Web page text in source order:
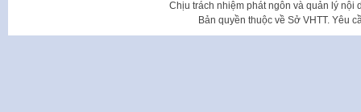
Chịu trách nhiệm phát ngôn và quản lý nội
Bản quyền thuộc về Sở VHTT. Yêu